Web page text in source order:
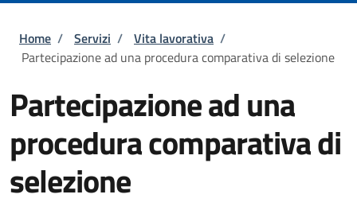
Briciole di pane
Home / Servizi / Vita lavorativa /
Partecipazione ad una procedura comparativa di selezione
Partecipazione ad una
procedura comparativa di
selezione